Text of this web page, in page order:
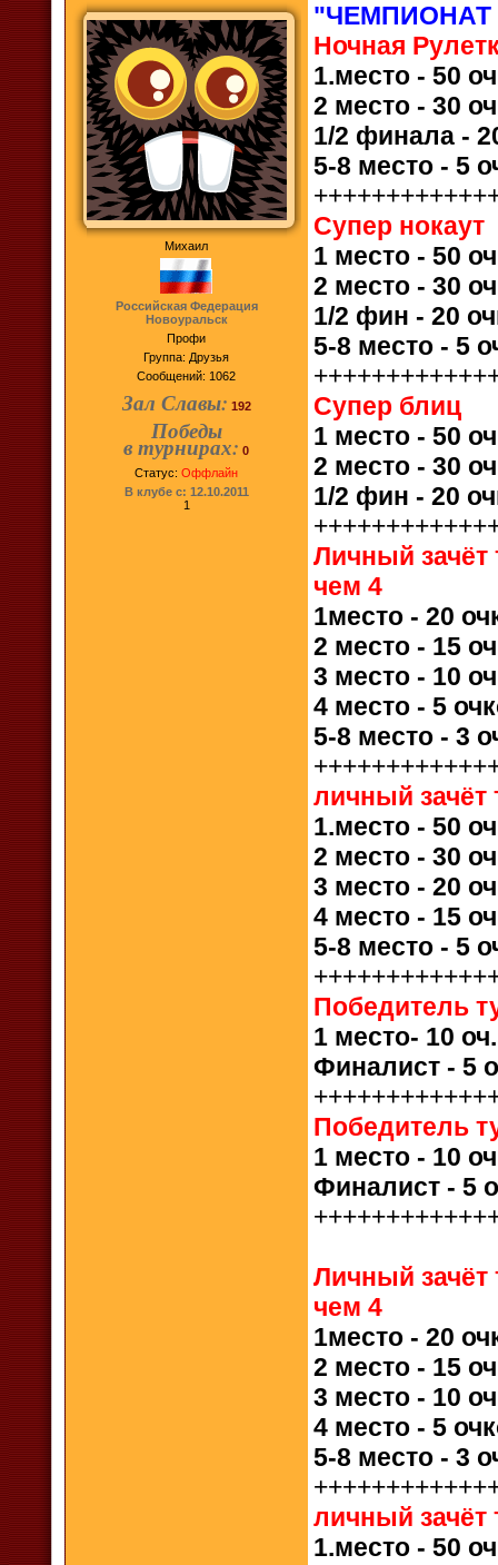
Михаил
Российская Федерация
Новоуральск
Профи
Группа: Друзья
Сообщений: 1062
Зал Славы: 192
Победы
в турнирах: 0
Статус:Оффлайн
В клубе с: 12.10.2011
1
"ЧЕМПИОНАТ
Ночная
1.место - 50
2 место - 30
1/2 финала -
5-8 место - 5
Супер нокаут
1 место - 50
2 место - 30
1/2 фин - 20
5-8 место - 5
Супер блиц
1 место - 50
2 место - 30
1/2 фин - 20
Личный
чем 4
1место - 20
2 место - 15
3 место - 10
4 место - 5
5-8 место - 3
личный зачёт
1.место - 50
2 место - 30
3 место - 20
4 место - 15
5-8 место - 5
Победитель
1 место- 10
Финалист - 5
Победитель
1 место - 10
Финалист - 5
Личный
чем 4
1место - 20
2 место - 15
3 место - 10
4 место - 5
5-8 место - 3
личный
1.место - 50